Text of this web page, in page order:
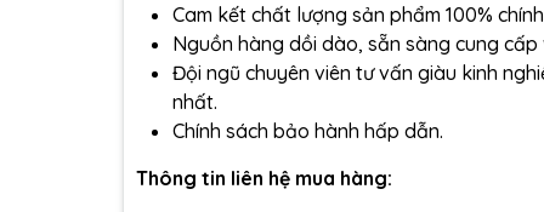
Cam kết chất lượng sản phẩm 100%
Nguồn hàng dồi dào, sẵn sàng cung
Đội ngũ chuyên viên tư vấn giàu kinh
nhất.
Chính sách bảo hành hấp dẫn.
Thông tin liên hệ mua hàng: